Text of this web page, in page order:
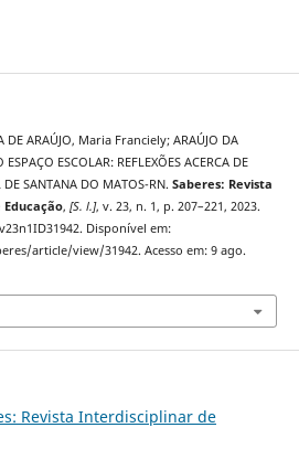
ARAÚJO, Maria Franciely; ARAÚJO DA
ESCOLAR: REFLEXÕES ACERCA DE
SANTANA DO MATOS-RN. Saberes: Revista
, [S. l.], v. 23, n. 1, p. 207–221, 2023.
Disponível em:
article/view/31942. Acesso em: 9 ago.
Revista Interdisciplinar de